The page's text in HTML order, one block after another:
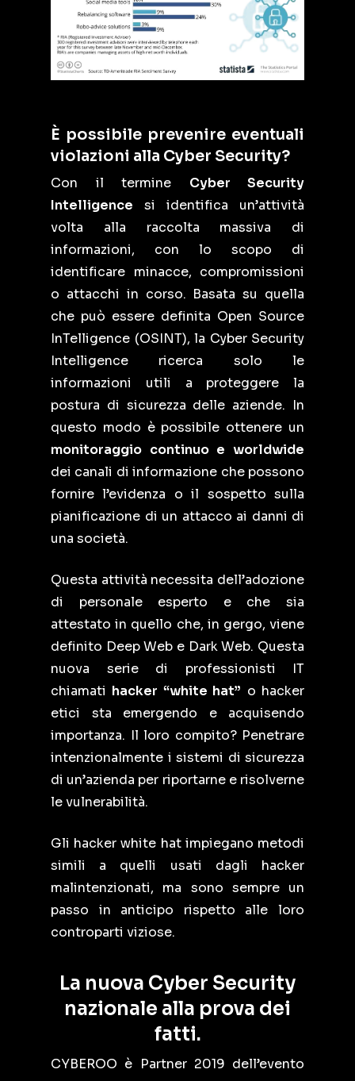
È possibile prevenire eventuali
violazioni alla Cyber Security?
Con il termine Cyber Security
Intelligence si identifica un’attività
volta alla raccolta massiva di
informazioni, con lo scopo di
identificare minacce, compromissioni
o attacchi in corso. Basata su quella
che può essere definita Open Source
InTelligence (OSINT), la Cyber Security
Intelligence ricerca solo le
informazioni utili a proteggere la
postura di sicurezza delle aziende. In
questo modo è possibile ottenere un
monitoraggio continuo e worldwide
dei canali di informazione che possono
fornire l’evidenza o il sospetto sulla
pianificazione di un attacco ai danni di
una società.
Questa attività necessita dell’adozione
di personale esperto e che sia
attestato in quello che, in gergo, viene
definito Deep Web e Dark Web. Questa
nuova serie di professionisti IT
chiamati hacker “white hat” o hacker
etici sta emergendo e acquisendo
importanza. Il loro compito? Penetrare
intenzionalmente i sistemi di sicurezza
di un’azienda per riportarne e risolverne
le vulnerabilità.
Gli hacker white hat impiegano metodi
simili a quelli usati dagli hacker
malintenzionati, ma sono sempre un
passo in anticipo rispetto alle loro
controparti viziose.
La nuova Cyber Security
nazionale alla prova dei
fatti.
CYBEROO è Partner 2019 dell’evento